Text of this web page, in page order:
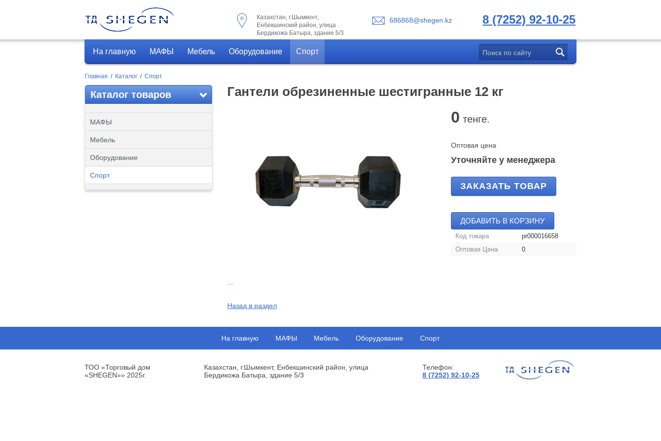
Казахстан, г.Шымкент,
Енбекшинский район, улица
Бердикожа Батыра, здание 5/3
686868@shegen.kz 8 (7252) 92-10-25
На главную МАФЫ Мебель Оборудование Спорт
Главная / Каталог / Спорт
Каталог товаров
МАФЫ
Мебель
Оборудование
Спорт
Гантели обрезиненные шестигранные 12 кг
0 тенге.
Оптовая цена
Уточняйте у менеджера
ЗАКАЗАТЬ ТОВАР
ДОБАВИТЬ В КОРЗИНУ
Код товара
pr000016658
Оптовая Цена
0
Назад в раздел
На главную МАФЫ Мебель Оборудование Спорт
ТОО «Торговый дом
«SHEGEN»» 2025г.
Казахстан, г.Шымкент, Енбекшинский район, улица
Бердикожа Батыра, здание 5/3
Телефон:
8 (7252) 92-10-25